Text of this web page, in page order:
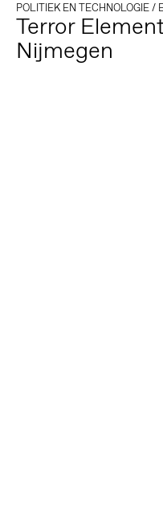
POLITIEK EN TECHNOLOGIE/
Terror
Nijmegen